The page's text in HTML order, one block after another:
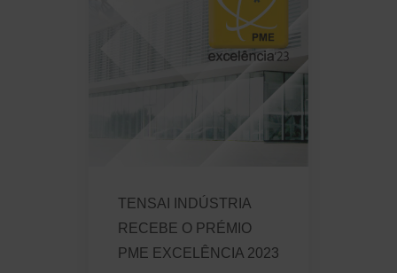
TENSAI INDÚSTRIA
RECEBE O PRÉMIO
PME EXCELÊNCIA 2023